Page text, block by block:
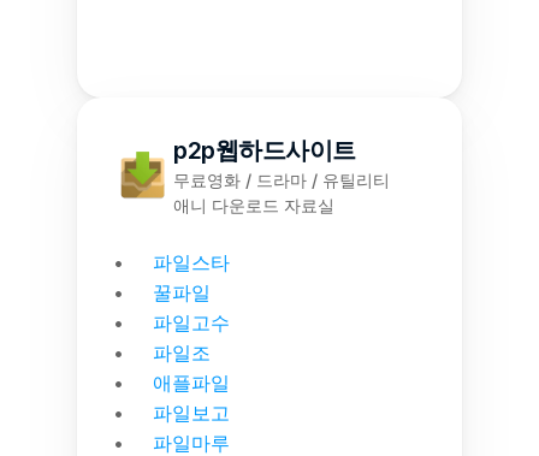
p2p웹하드사이트
무료영화 / 드라마 / 유틸리티
애니 다운로드 자료실
파일스타
꿀파일
파일고수
파일조
애플파일
파일보고
파일마루